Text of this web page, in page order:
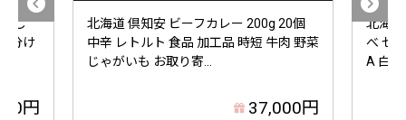
し
分け
円
北海道 倶知安 ビーフカレー 200g 20個
中辛 レトルト 食品 加工品 時短 牛肉 野菜
じゃがいも お取り寄...
37,000円
北海
べ セ
A 白米